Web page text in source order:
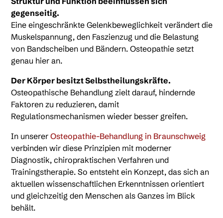
gegenseitig.
Eine eingeschränkte Gelenkbeweglichkeit verändert die
Muskelspannung, den Faszienzug und die Belastung
von Bandscheiben und Bändern. Osteopathie setzt
genau hier an.
Der Körper besitzt Selbstheilungskräfte.
Osteopathische Behandlung zielt darauf, hindernde
Faktoren zu reduzieren, damit
Regulationsmechanismen wieder besser greifen.
In unsererOsteopathie-Behandlung in Braunschweig
verbinden wir diese Prinzipien mit moderner
Diagnostik, chiropraktischen Verfahren und
Trainingstherapie. So entsteht ein Konzept, das sich an
aktuellen wissenschaftlichen Erkenntnissen orientiert
und gleichzeitig den Menschen als Ganzes im Blick
behält.